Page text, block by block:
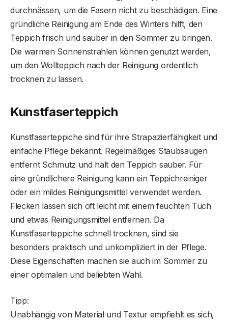
durchnässen, um die Fasern nicht zu beschädigen. Eine
gründliche Reinigung am Ende des Winters hilft, den
Teppich frisch und sauber in den Sommer zu bringen.
Die warmen Sonnenstrahlen können genutzt werden,
um den Wollteppich nach der Reinigung ordentlich
trocknen zu lassen.
Kunstfaserteppich
Kunstfaserteppiche sind für ihre Strapazierfähigkeit und
einfache Pflege bekannt. Regelmäßiges Staubsaugen
entfernt Schmutz und hält den Teppich sauber. Für
eine gründlichere Reinigung kann ein Teppichreiniger
oder ein mildes Reinigungsmittel verwendet werden.
Flecken lassen sich oft leicht mit einem feuchten Tuch
und etwas Reinigungsmittel entfernen. Da
Kunstfaserteppiche schnell trocknen, sind sie
besonders praktisch und unkompliziert in der Pflege.
Diese Eigenschaften machen sie auch im Sommer zu
einer optimalen und beliebten Wahl.
Tipp:
Unabhängig von Material und Textur empfiehlt es sich,